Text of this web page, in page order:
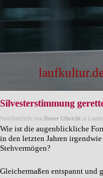
Direkt zum Seiteninhalt
Silvesterstimmung
Veröffentlicht von Dieter Ulbricht in Laufen
Wie ist die augenblickliche
in den letzten Jahren
Stehvermögen?
Gleichermaßen entspannt und